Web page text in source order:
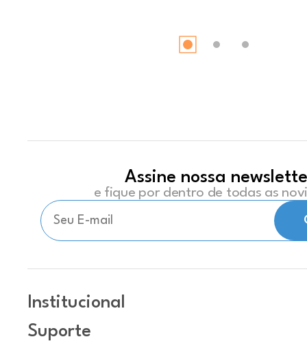
Assine nossa
e fique por dentro de todas as
Institucional
Suporte